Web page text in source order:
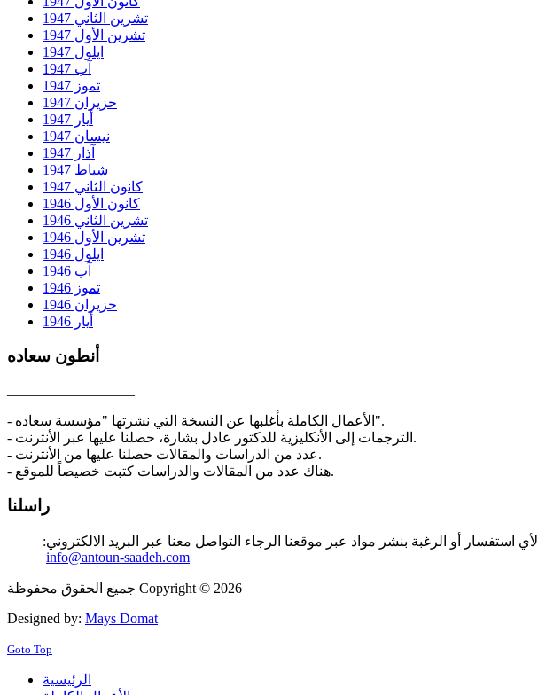
تشرين الثاني 1947
تشرين الأول 1947
ايلول 1947
آب 1947
تموز 1947
حزيران 1947
أيار 1947
نيسان 1947
آذار 1947
شباط 1947
كانون الثاني 1947
كانون الأول 1946
تشرين الثاني 1946
تشرين الأول 1946
ايلول 1946
آب 1946
تموز 1946
حزيران 1946
أيار 1946
أنطون سعاده
- الأعمال الكاملة بأغلبها عن النسخة التي نشرتها "مؤسسة سعاده".
- الترجمات إلى الأنكليزية للدكتور عادل بشارة، حصلنا عليها عبر الأنترنت.
- عدد من الدراسات والمقالات حصلنا عليها من الأنترنت.
- هناك عدد من المقالات والدراسات كتبت خصيصاً للموقع.
راسلنا
لأي استفسار أو الرغبة بنشر مواد عبر موقعنا الرجاء التواصل معنا عبر البريد الالكتروني:
info@antoun-saadeh.com
جميع الحقوق محفوظة Copyright © 2026
Designed by: Mays Domat
Goto Top
الرئيسية